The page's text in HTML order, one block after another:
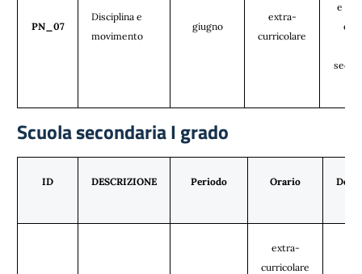
PN_07
Disciplina e
movimento
giugno
extra-
curricolare
e
e
Scuola secondaria I grado
ID DESCRIZIONE Periodo Orario
extra-
curricolare